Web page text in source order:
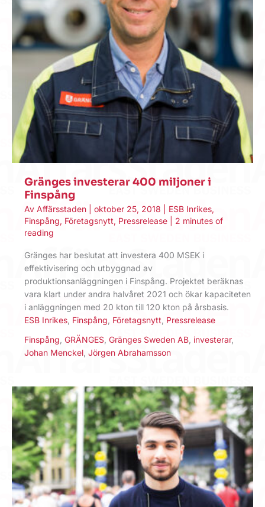
Gränges investerar 400 miljoner i
Finspång
Av Affärsstaden oktober 25, 2018 ESB Inrikes,
Finspång, Företagsnytt, Pressrelease
2 minutes of
reading
Gränges har beslutat att investera 400 MSEK i
effektivisering och utbyggnad av
produktionsanläggningen i Finspång. Projektet beräknas
vara klart under andra halvåret 2021 och ökar kapaciteten
i anläggningen med 20 kton till 120 kton på årsbasis.
ESB Inrikes Finspång Företagsnytt Pressrelease
Finspång GRÄNGES Gränges Sweden AB investerar,
Johan Menckel Jörgen Abrahamsson